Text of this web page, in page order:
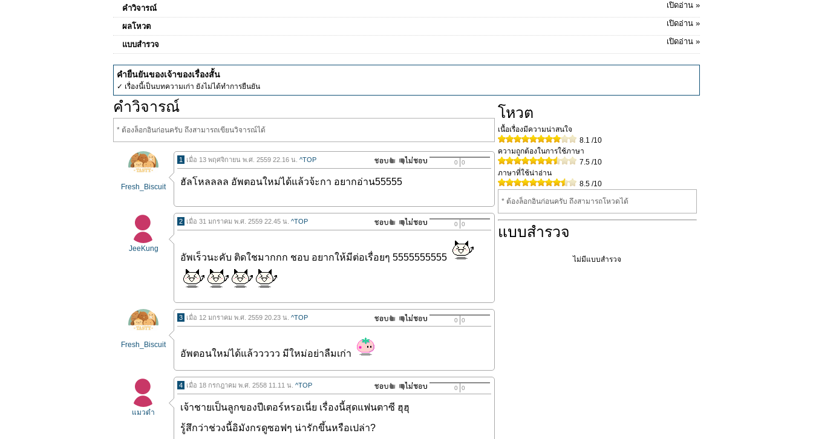
คำวิจารณ์
เปิดอ่าน »
ผลโหวต เปิดอ่าน »
แบบสำรวจ เปิดอ่าน »
คำยืนยันของเจ้าของเรื่องสั้น
✓ เรื่องนี้เป็นบทความเก่า ยังไม่ได้ทำการยืนยัน
คำวิจารณ์
* ต้องล็อกอินก่อนครับ ถึงสามารถเขียนวิจารณ์ได้
Fresh_Biscuit
1 เมื่อ 13 พฤศจิกายน พ.ศ. 2559 22.16 น. ^TOP 0 0
ฮัลโหลลลล อัพตอนใหม่ได้แล้วจ้ะกา อยากอ่าน55555
JeeKung
2 เมื่อ 31 มกราคม พ.ศ. 2559 22.45 น. ^TOP 0 0
อัพเร็วนะคับ ติดใชมากกก ชอบ อยากให้มีต่อเรื่อยๆ 5555555555
Fresh_Biscuit
3 เมื่อ 12 มกราคม พ.ศ. 2559 20.23 น. ^TOP 0 0
อัพตอนใหม่ได้แล้ววววว มีใหม่อย่าลืมเก่า
แมวดำ
4 เมื่อ 18 กรกฎาคม พ.ศ. 2558 11.11 น. ^TOP 0 0
เจ้าชายเป็นลูกของปีเตอร์หรอเนี่ย เรื่องนี้สุดแฟนตาซี ฮุฮุ
รู้สึกว่าช่วงนี้อิมังกรดูซอฟๆ น่ารักขึ้นหรือเปล่า?
โหวต
เนื้อเรื่องมีความน่าสนใจ
8.1 /10
ความถูกต้องในการใช้ภาษา
7.5/10
ภาษาที่ใช้น่าอ่าน
8.5/10
* ต้องล็อกอินก่อนครับ ถึงสามารถโหวดได้
แบบสำรวจ
ไม่มีแบบสำรวจ